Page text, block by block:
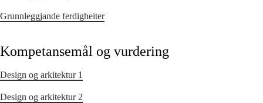
Grunnleggjande ferdigheiter
Kompetansemål og vurdering
Design og arkitektur 1
Design og arkitektur 2